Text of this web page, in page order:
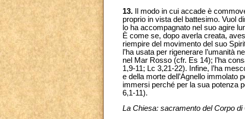
13. Il modo in cui accade è
proprio in vista del battesimo. Vuol
lo ha accompagnato nel suo agire
È come se, dopo averla creata,
riempire del movimento del suo
l’ha usata per rigenerare l’umanità
nel Mar Rosso (cfr. Es 14); l’ha
1,9-11; Lc 3,21-22). Infine, l’ha
e della morte dell’Agnello immolato
immersi perché per la sua potenza
6,1-11).
La Chiesa: sacramento del Corpo di